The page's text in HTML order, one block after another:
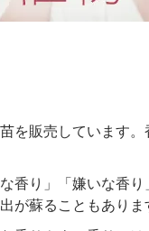
を販売しています
り」「嫌いな香り
蘇ることもありま